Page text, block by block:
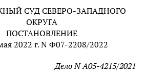
СУД СЕВЕРО-ЗАПАДНОГО
ОКРУГА
ПОСТАНОВЛЕНИЕ
2022 г. N Ф07-2208/2022
Дело N А05-4215/2021